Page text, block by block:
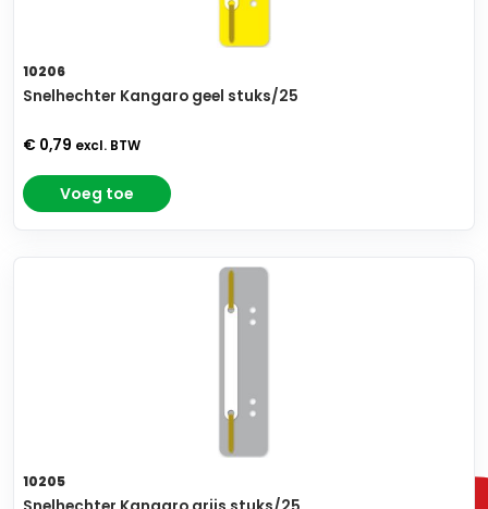
10206
Snelhechter Kangaro geel stuks/25
€ 0,79 excl. BTW
Voeg toe
10205